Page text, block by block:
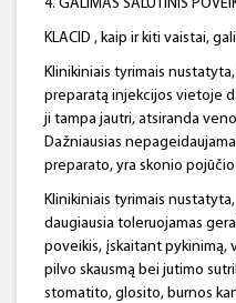
4. GALIMAS ŠALUTINIS
KLACID , kaip ir kiti vaistai,
Klinikiniais tyrimais
preparatą injekcijos vietoje
ji tampa jautri, atsiranda
Dažniausias
preparato, yra skonio
Klinikiniais tyrimais
daugiausia toleruojamas
poveikis, įskaitant pykinimą,
pilvo skausmą bei jutimo
stomatito, glosito, burnos